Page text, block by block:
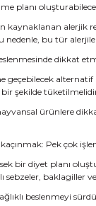
planı
kaynaklanan alerjik
bu tür
dikkat
geçebilecek
şekilde
ürünlere
Pek çok
bir diyet planı
sebzeler, baklagiller
beslenmeyi